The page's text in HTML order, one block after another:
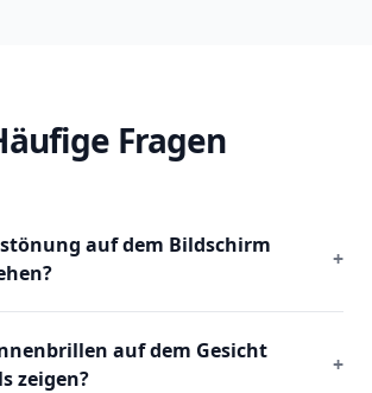
Fragen
auf dem Bildschirm
+
auf dem Gesicht
zeigen?
+